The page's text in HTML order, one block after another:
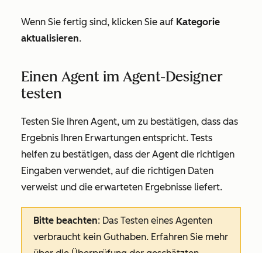
Wenn Sie fertig sind, klicken Sie auf Kategorie
aktualisieren.
Einen Agent im Agent-Designer
testen
Testen Sie Ihren Agent, um zu bestätigen, dass das
Ergebnis Ihren Erwartungen entspricht. Tests
helfen zu bestätigen, dass der Agent die richtigen
Eingaben verwendet, auf die richtigen Daten
verweist und die erwarteten Ergebnisse liefert.
Bitte beachten: Das Testen eines Agenten
verbraucht kein Guthaben. Erfahren Sie mehr